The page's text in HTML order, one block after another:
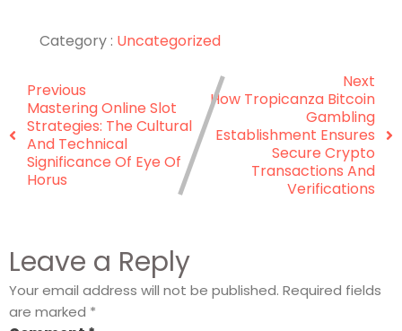
Category : Uncategorized
Previous
Mastering Online Slot
Strategies: The Cultural
And Technical
Significance Of Eye Of
Horus
Next
How Tropicanza Bitcoin
Gambling
Establishment Ensures
Secure Crypto
Transactions And
Verifications
Leave a Reply
Your email address will not be published. Required fields
are marked *